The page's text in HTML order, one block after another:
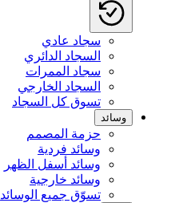
سجاد عادي
السجاد الدائري
سجاد الممرات
السجاد الخارجي
تسوق كل السجاد
وسائد
حزمة المصمم
وسائد فردية
وسائد أسفل الظهر
وسائد خارجية
تسوّق جميع الوسائد